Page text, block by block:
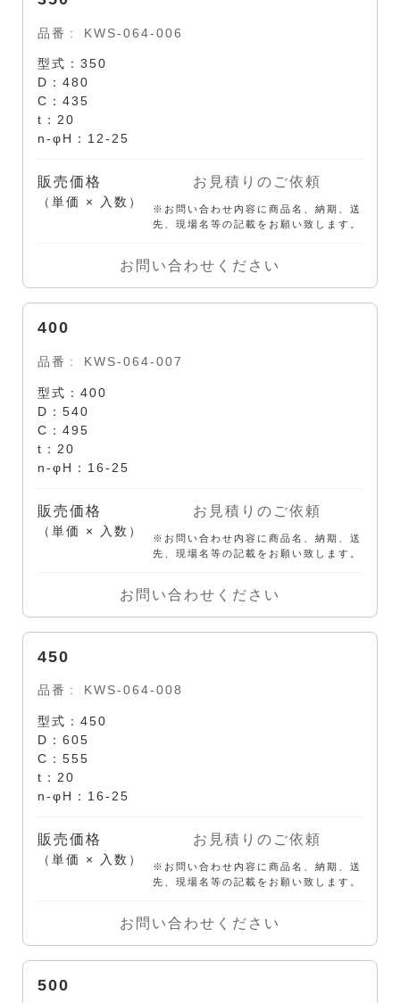
品番 KWS-064-006
型式：350
D：480
C：435
t：20
n-φH：12-25
販売価格
（単価 × 入数）
お見積りのご依頼
※お問い合わせ内容に商品名、納期、送
先、現場名等の記載をお願い致します。
お問い合わせください
400
品番 KWS-064-007
型式：400
D：540
C：495
t：20
n-φH：16-25
販売価格
（単価 × 入数）
お見積りのご依頼
※お問い合わせ内容に商品名、納期、送
先、現場名等の記載をお願い致します。
お問い合わせください
450
品番 KWS-064-008
型式：450
D：605
C：555
t：20
n-φH：16-25
販売価格
（単価 × 入数）
お見積りのご依頼
※お問い合わせ内容に商品名、納期、送
先、現場名等の記載をお願い致します。
お問い合わせください
500